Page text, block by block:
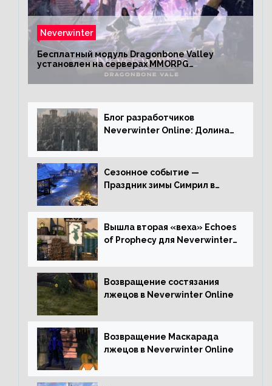
Neverwinter
Бесплатный модуль Dragonbone Valley
установлен на серверах MMORPG
Блог разработчиков
Neverwinter Online: Долина
Сезонное событие —
Праздник зимы Симрил в
Вышла вторая «веха» Echoes
of Prophecy для Neverwinter
Возвращение состязания
лжецов в Neverwinter Online
Возвращение Маскарада
лжецов в Neverwinter Online